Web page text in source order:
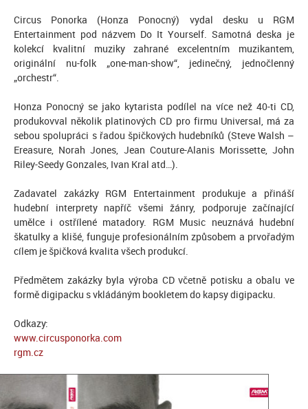
Circus Ponorka (Honza Ponocný) vydal desku u RGM
Entertainment pod názvem Do It Yourself. Samotná deska je
kolekcí kvalitní muziky zahrané excelentním muzikantem,
originální nu-folk „one-man-show“, jedinečný, jednočlenný
„orchestr“.
Honza Ponocný se jako kytarista podílel na více než 40-ti CD,
produkovval několik platinových CD pro firmu Universal, má za
sebou spolupráci s řadou špičkových hudebníků (Steve Walsh –
Ereasure, Norah Jones, Jean Couture-Alanis Morissette, John
Riley-Seedy Gonzales, Ivan Kral atd…).
Zadavatel zakázky RGM Entertainment produkuje a přináší
hudební interprety napříč všemi žánry, podporuje začínající
umělce i ostřílené matadory. RGM Music neuznává hudební
škatulky a klišé, funguje profesionálním způsobem a prvořadým
cílem je špičková kvalita všech produkcí.
Předmětem zakázky byla výroba CD včetně potisku a obalu ve
formě digipacku s vkládáným bookletem do kapsy digipacku.
Odkazy:
www.circusponorka.com
rgm.cz